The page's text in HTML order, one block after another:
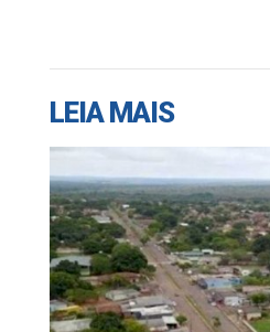
LEIA MAIS